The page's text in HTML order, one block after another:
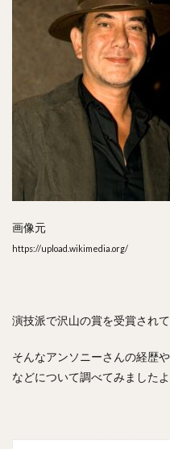
画像元
https://upload.wikimedia.org/
演技派で沢山の賞を受賞されて
そんなアンソニーさんの経歴
などについて調べてみましたよ